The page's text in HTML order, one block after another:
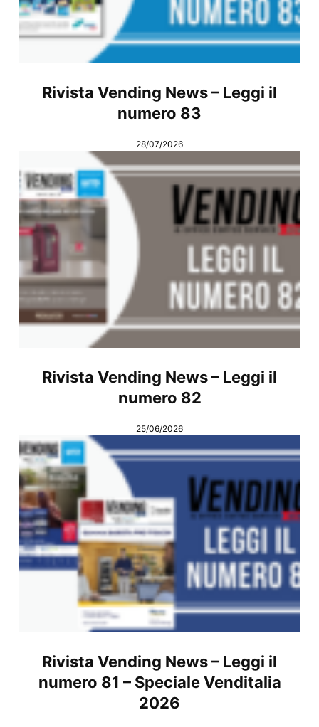
Rivista Vending News – Leggi il
numero 83
28/07/2026
Rivista Vending News – Leggi il
numero 82
25/06/2026
Rivista Vending News – Leggi il
numero 81 – Speciale Venditalia
2026